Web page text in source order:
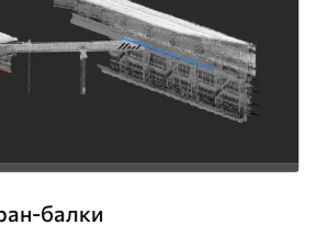
балки